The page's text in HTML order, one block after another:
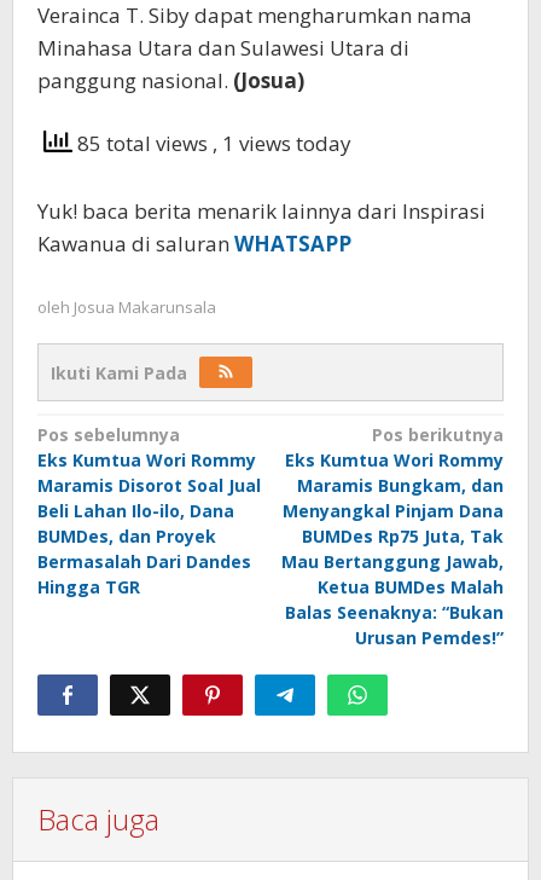
Verainca T. Siby dapat mengharumkan nama
Minahasa Utara dan Sulawesi Utara di
panggung nasional. (Josua)
85 total views , 1 views today
Yuk! baca berita menarik lainnya dari Inspirasi
Kawanua di saluran WHATSAPP
oleh Josua Makarunsala
Ikuti Kami Pada
Navigasi
pos
Pos sebelumnya
Eks Kumtua Wori Rommy
Maramis Disorot Soal Jual
Beli Lahan Ilo-ilo, Dana
BUMDes, dan Proyek
Bermasalah Dari Dandes
Hingga TGR
Pos berikutnya
Eks Kumtua Wori Rommy
Maramis Bungkam, dan
Menyangkal Pinjam Dana
BUMDes Rp75 Juta, Tak
Mau Bertanggung Jawab,
Ketua BUMDes Malah
Balas Seenaknya: “Bukan
Urusan Pemdes!”
Baca juga